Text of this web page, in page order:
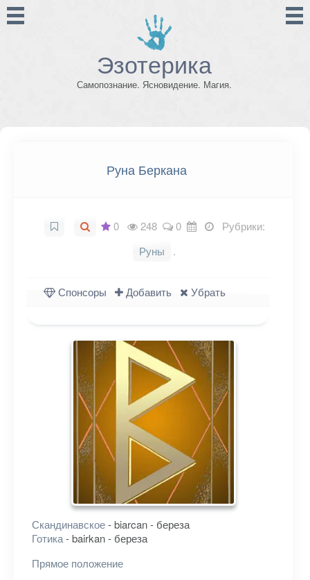
Эзотерика
Самопознание. Ясновидение. Магия.
Руна Беркана
0 248 0
Рубрики:
Руны
.
Спонсоры Добавить Убрать
Скандинавское- biarcan - береза
Готика- bairkan - береза
Прямое положение